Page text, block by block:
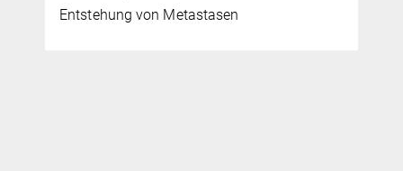
Entstehung von Metastasen